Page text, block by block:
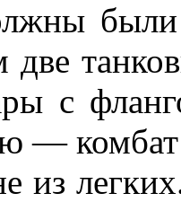
две
с
—
из